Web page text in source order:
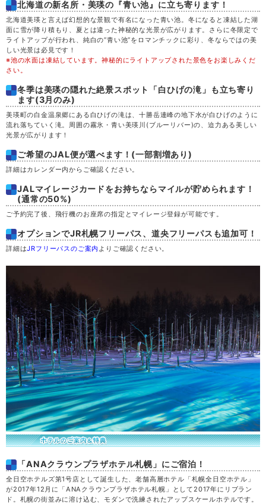
金 28
土 29
日 30
月 31
北海道の新名所・美瑛の『青い池』に立ち寄ります！
北海道美瑛と言えば幻想的な景観で有名になった青い池。冬になると凍結した湖
面に雪が降り積もり、夏とは違った神秘的な光景が広がります。さらに冬限定で
ライトアップが行われ、純白の”青い池”をロマンチックに彩り、冬ならではの美
しい光景は必見です！
※池の水面は凍結しています。神秘的にライトアップされた景色をお楽しみくだ
さい。
冬季は美瑛の隠れた絶景スポット「白ひげの滝」も立ち寄り
ます(3月のみ)
美瑛町の白金温泉郷にある白ひげの滝は、十勝岳連峰の地下水が白ひげのように
流れ落ちていく滝。周囲の霧氷・青い美瑛川(ブルーリバー)の、迫力ある美しい
光景が広がります！
ご希望のJAL便が選べます！(一部割増あり)
詳細はカレンダー内からご確認ください。
JALマイレージカードをお持ちならマイルが貯められます！
(通常の50%)
ご予約完了後、飛行機のお座席の指定とマイレージ登録が可能です。
オプションでJR札幌フリーパス、道央フリーパスも追加可！
詳細はJRフリーパスのご案内 よりご確認ください。
「ANAクラウンプラザホテル札幌」にご宿泊！
全日空ホテルズ第1号店として誕生した、老舗高層ホテル「札幌全日空ホテル」
が2017年12月に「ANAクラウンプラザホテル札幌」として2017年にリブラン
ド。札幌の街並みに溶け込む、モダンで洗練されたアップスケールホテルです。